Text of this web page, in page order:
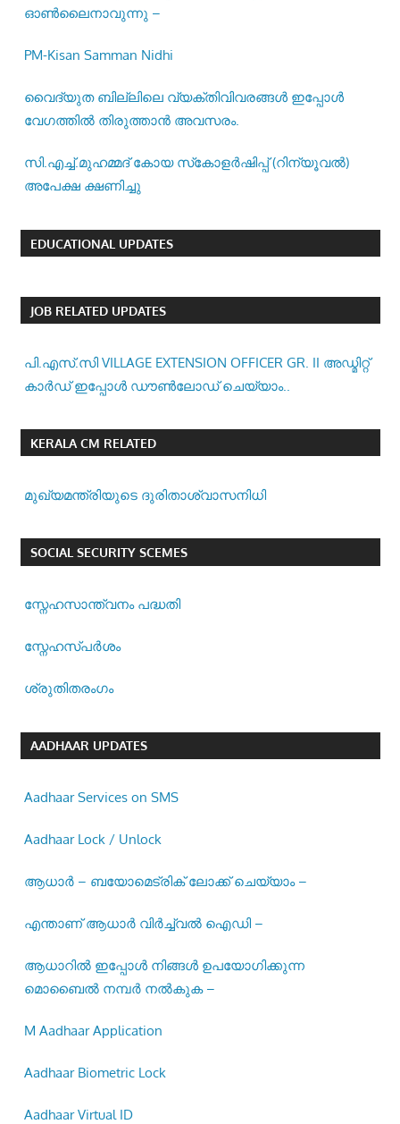
ഓൺലൈനാവുന്നു –
PM-Kisan Samman Nidhi
വൈദ്യുത ബില്ലിലെ വ്യക്തിവിവരങ്ങൾ ഇപ്പോൾ
വേഗത്തിൽ തിരുത്താൻ അവസരം.
സി.എച്ച്.മുഹമ്മദ് കോയ സ്‌കോളർഷിപ്പ് (റിന്യൂവൽ)
അപേക്ഷ ക്ഷണിച്ചു
EDUCATIONAL UPDATES
JOB RELATED UPDATES
പി.എസ്.സി VILLAGE EXTENSION OFFICER GR. II അഡ്മിറ്റ്
കാർഡ് ഇപ്പോൾ ഡൗൺലോഡ് ചെയ്യാം..
KERALA CM RELATED
മുഖ്യമന്ത്രിയുടെ ദുരിതാശ്വാസനിധി
SOCIAL SECURITY SCEMES
സ്നേഹസാന്ത്വനം പദ്ധതി
സ്നേഹസ്പര്‍ശം
ശ്രുതിതരംഗം
AADHAAR UPDATES
Aadhaar Services on SMS
Aadhaar Lock / Unlock
ആധാർ – ബയോമെട്രിക് ലോക്ക് ചെയ്യാം –
എന്താണ് ആധാർ വിർച്ച്വൽ ഐഡി –
ആധാറിൽ ഇപ്പോൾ നിങ്ങൾ ഉപയോഗിക്കുന്ന
മൊബൈൽ നമ്പർ നൽകുക –
M Aadhaar Application
Aadhaar Biometric Lock
Aadhaar Virtual ID